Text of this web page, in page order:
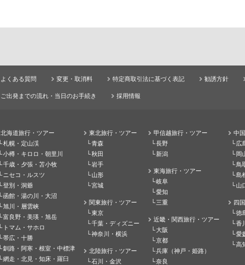
よくある質問 変更・取消料 特定商取引法に基づく表記 勧誘方針
ご出発までの流れ・当日のお手続き 採用情報
北海道旅行・ツアー
札幌・定山渓
小樽・キロロ・朝里川
千歳・夕張・苫小牧
ニセコ・ルスツ
登別・洞爺
函館・湯の川・大沼
旭川・層雲峡
富良野・美瑛・旭岳
トマム・サホロ
帯広・十勝
釧路・阿寒・根室・中標津
網走・北見・知床・羅臼
東北旅行・ツアー
青森
秋田
岩手
山形
宮城
関東旅行・ツアー
東京
千葉・ディズニー
神奈川・横浜
北陸旅行・ツアー
石川・金沢
甲信越旅行・ツアー
長野
新潟
東海旅行・ツアー
岐阜
愛知
三重
近畿・関西旅行・ツアー
大阪
京都
兵庫（神戸・姫路）
奈良
中
広
岡
鳥
島
山
四
徳
香
愛
高